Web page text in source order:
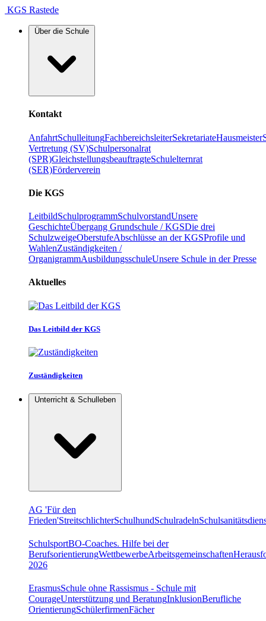
KGS Rastede
Über die Schule
Kontakt
AnfahrtSchulleitungFachbereichsleiterSekretariateHausmeister
Vertretung (SV)Schulpersonalrat
(SPR)GleichstellungsbeauftragteSchulelternrat
(SER)Förderverein
Die KGS
LeitbildSchulprogrammSchulvorstandUnsere
GeschichteÜbergang Grundschule / KGSDie drei
SchulzweigeOberstufeAbschlüsse an der KGSProfile und
WahlenZuständigkeiten /
OrganigrammAusbildungsschuleUnsere Schule in der Presse
Aktuelles
Das Leitbild der KGS
Zuständigkeiten
Unterricht & Schulleben
AG 'Für den
Frieden'StreitschlichterSchulhundSchulradeln
SchulsportBO-Coaches. Hilfe bei der
BerufsorientierungWettbewerbeArbeitsgemeinschaften
2026
ErasmusSchule ohne Rassismus - Schule mit
CourageUnterstützung und BeratungInklusionBerufliche
OrientierungSchülerfirmenFächer